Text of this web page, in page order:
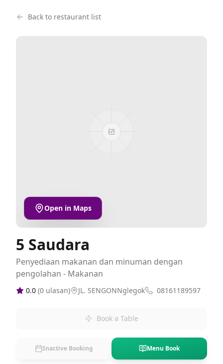
Back to restaurant list
Open in Maps
5 Saudara
Penyediaan makanan dan minuman dengan
pengolahan - Makanan
0.0 (0 ulasan) JL. SENGONNglegok 08161189597
Book a Table
Inactive Booking Menu Book